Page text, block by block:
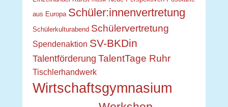
aus Europa Schüler:innenvertretung
Schülerkulturabend Schülervertretung
Spendenaktion SV-BKDin
Talentförderung TalentTage Ruhr
Tischlerhandwerk
Wirtschaftsgymnasium